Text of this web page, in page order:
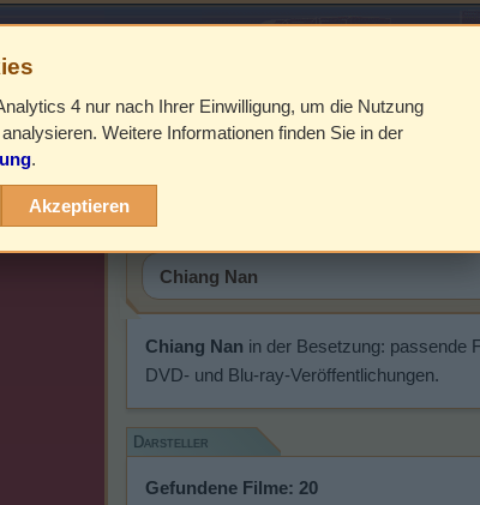
Chiang Nan
Chiang Nan in der Besetzung: passende
DVD- und Blu-ray-Veröffentlichungen.
Darsteller
Gefundene Filme: 20
4 nur nach Ihrer Einwilligung, um die Nutzung
Weitere Informationen finden Sie in der
.
Akzeptieren